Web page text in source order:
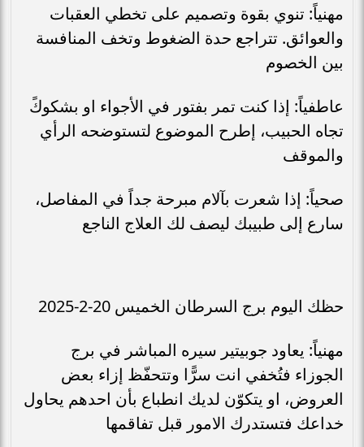
مهنياً: تنوي بقوة وتصميم على تخطي العقبات
والعوائق. تتراجع حدة الضغوط وتخف المنافسة
بين الخصوم
عاطفياً: إذا كنت تمر بفتور في الأجواء او بشكوكً
تجاه الحبيب، إطرح الموضوع لتستوضحه الرأي
والموقف
صحياً: إذا شعرت بآلام مبرحة جداً في المفاصل،
سارع إلى طبيبك ليصف لك العلاج الناجع
حظك اليوم برج السرطان الخميس 20-2-2025
مهنياً: يعاود جوبيتير سيره المباشر في برج
الجوزاء فتُخفي انت سرًّا وتتحفّظ إزاء بعض
العروض، او يتكوّن لديك انطباع بأن احدهم يحاول
خداعك فتستدرك الامور قبل تفاقمها